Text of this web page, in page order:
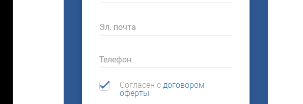
Эл. почта
Телефон
Согласен c договором
оферты